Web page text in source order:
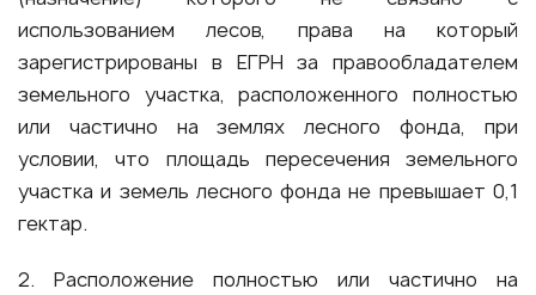
использованием лесов, права на который
зарегистрированы в ЕГРН за правообладателем
земельного участка, расположенного полностью
или частично на землях лесного фонда, при
условии, что площадь пересечения земельного
участка и земель лесного фонда не превышает 0,1
гектар.
2. Расположение полностью или частично на